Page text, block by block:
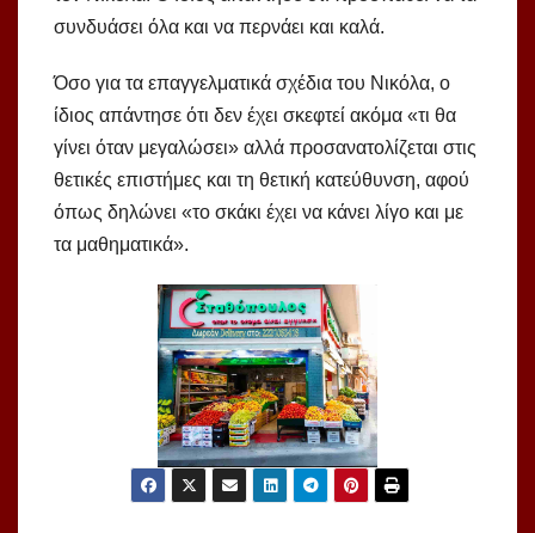
συνδυάσει όλα και να περνάει και καλά.
Όσο για τα επαγγελματικά σχέδια του Νικόλα, ο
ίδιος απάντησε ότι δεν έχει σκεφτεί ακόμα «τι θα
γίνει όταν μεγαλώσει» αλλά προσανατολίζεται στις
θετικές επιστήμες και τη θετική κατεύθυνση, αφού
όπως δηλώνει «το σκάκι έχει να κάνει λίγο και με
τα μαθηματικά».